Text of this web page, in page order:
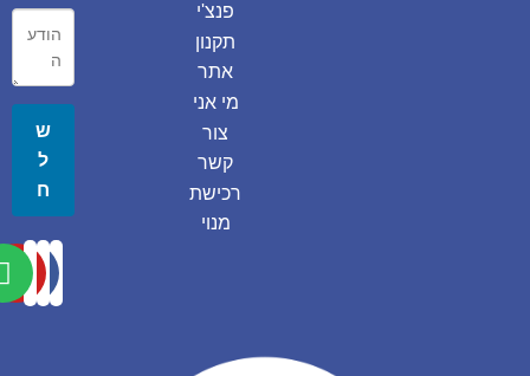
פנצ'י
תקנון
אתר
מי אני
צור
קשר
רכישת
מנוי
ש
ל
ח